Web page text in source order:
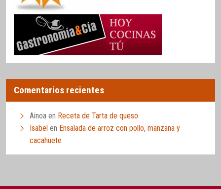
Comentarios recientes
Ainoa en Receta de Tarta de queso
Isabel en Ensalada de arroz con pollo, manzana y
cacahuete